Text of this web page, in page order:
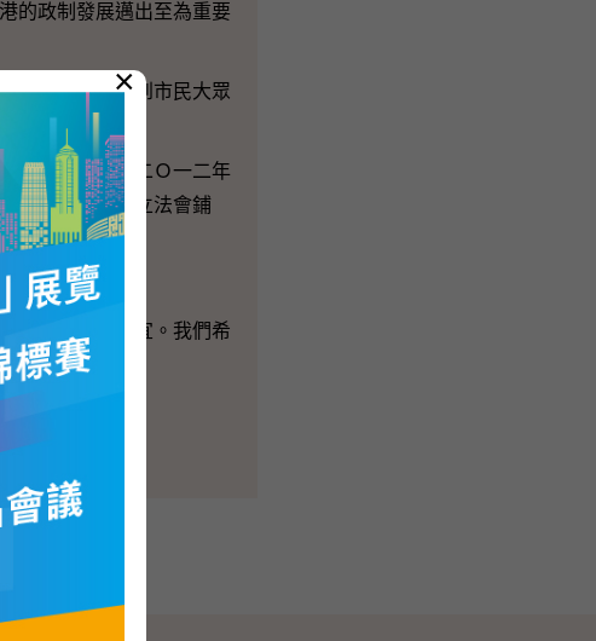
的政制發展邁出至為重要
《決定》是受到市民大眾
的《決定》。
努力就如何使二Ｏ一二年
Ｏ二Ｏ年普選立法會鋪
展開討論。
》處理有關事宜。我們希
×